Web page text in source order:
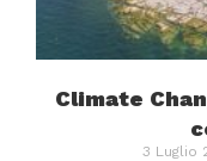
Climate
3 Luglio